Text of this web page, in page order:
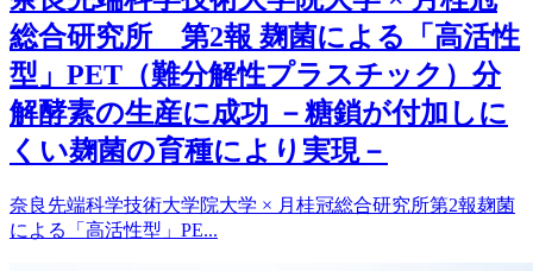
総合研究所 第2報 麹菌による「高活性
型」PET（難分解性プラスチック）分
解酵素の生産に成功 －糖鎖が付加しに
くい麹菌の育種により実現－
奈良先端科学技術大学院大学 × 月桂冠総合研究所第2報麹菌
による「高活性型」PE...